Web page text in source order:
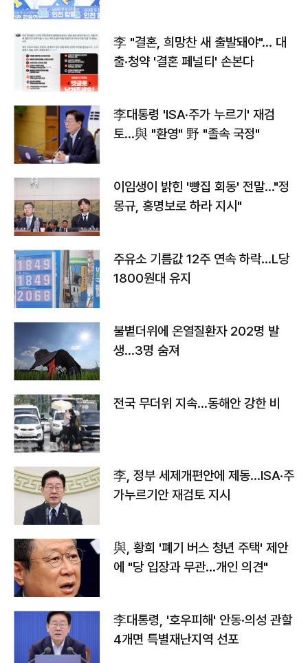
李 "결혼, 희망찬 새 출발돼야"… 대
출·청약 '결혼 페널티' 손본다
李대통령 'ISA·주가 누르기' 재검
토…與 "환영" 野 "졸속 국정"
이임생이 밝힌 '빵집 회동' 전말…"정
몽규, 홍명보로 하라 지시"
주유소 기름값 12주 연속 하락…L당
1800원대 유지
불볕더위에 온열질환자 202명 발
생…3명 숨져
전국 무더위 지속…동해안 강한 비
李, 정부 세제개편안에 제동…ISA·주
가누르기안 재검토 지시
與, 황희 '폐기 버스 청년 주택' 제안
에 "당 입장과 무관…개인 의견"
李대통령, '호우피해' 안동·의성 관할
4개면 특별재난지역 선포